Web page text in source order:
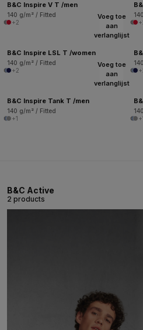
B&C Inspire V T /men
140 g/m² / Fitted
+2
Voeg toe
aan
verlanglijst
B&C Inspire LSL T /women
140 g/m² / Fitted
+2
Voeg toe
aan
verlanglijst
B&C Inspire Tank T /men
140 g/m² / Fitted
+1
B&C Active
2 products